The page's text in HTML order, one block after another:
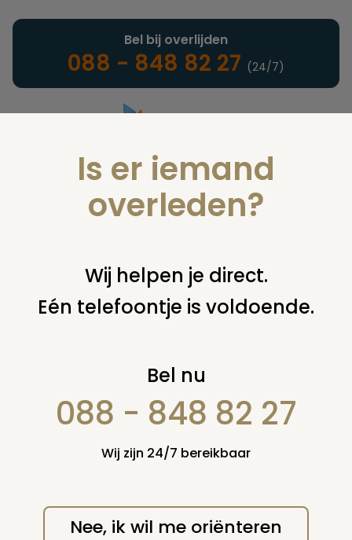
Landelijke uitvaartonderneming
Bel bij overlijden
088 - 848 82 27 (24/7)
U bent hier: home nieuws & agenda nieuws lancering
eigentijds platform over de dood
Lancering eigentijds
platform over de
dood
Online platform wordt
tijdens Allerzielen.
Is er iemand
overleden?
Wij helpen je direct.
Eén telefoontje is voldoende.
Bel nu
088 - 848 82 27
Wij zijn 24/7 bereikbaar
Nee, ik wil me oriënteren